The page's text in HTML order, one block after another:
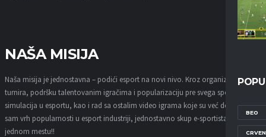
BEO
NAŠA MISIJA
Naša misija je jednostavna – podići esport na novi nivo. Kroz organizaciju
turnira, podršku talentovanim igračima i popularizaciju pre svega sportskih
simulacija u esportu, kao i rad sa ostalim video igrama koje su već doživele
sam vrh popularnosti u esport industriji, jednostavno skup e-sportista na
jednom mestu!!